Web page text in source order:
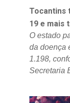
Tocantins
19 e mais
O estado
da doença
1.198,
Secretaria